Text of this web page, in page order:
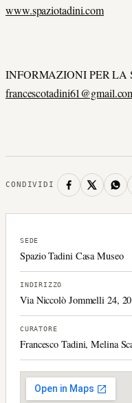
www.spaziotadini.com
INFORMAZIONI PER LA
CONDIVIDI
SEDE
Spazio Tadini Casa Museo
INDIRIZZO
Via Niccolò Jommelli 24,
CURATORE
Francesco Tadini, Melina